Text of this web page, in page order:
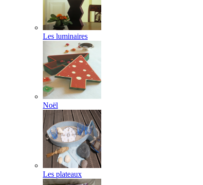
Les luminaires
Noël
Les plateaux